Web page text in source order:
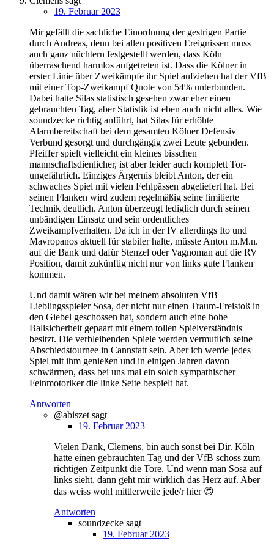
19. Februar 2023
Mir gefällt die sachliche Einordnung der gestrigen Partie
durch Andreas, denn bei allen positiven Ereignissen muss
auch ganz nüchtern festgestellt werden, dass Köln
überraschend harmlos aufgetreten ist. Dass die Kölner in
erster Linie über Zweikämpfe ihr Spiel aufziehen hat der VfB
mit einer Top-Zweikampf Quote von 54% unterbunden.
Dabei hatte Silas statistisch gesehen zwar eher einen
gebrauchten Tag, aber Statistik ist eben auch nicht alles. Wie
soundzecke richtig anführt, hat Silas für erhöhte
Alarmbereitschaft bei dem gesamten Kölner Defensiv
Verbund gesorgt und durchgängig zwei Leute gebunden.
Pfeiffer spielt vielleicht ein kleines bisschen
mannschaftsdienlicher, ist aber leider auch komplett Tor-
ungefährlich. Einziges Ärgernis bleibt Anton, der ein
schwaches Spiel mit vielen Fehlpässen abgeliefert hat. Bei
seinen Flanken wird zudem regelmäßig seine limitierte
Technik deutlich. Anton überzeugt lediglich durch seinen
unbändigen Einsatz und sein ordentliches
Zweikampfverhalten. Da ich in der IV allerdings Ito und
Mavropanos aktuell für stabiler halte, müsste Anton m.M.n.
auf die Bank und dafür Stenzel oder Vagnoman auf die RV
Position, damit zukünftig nicht nur von links gute Flanken
kommen.
Und damit wären wir bei meinem absoluten VfB
Lieblingsspieler Sosa, der nicht nur einen Traum-Freistoß in
den Giebel geschossen hat, sondern auch eine hohe
Ballsicherheit gepaart mit einem tollen Spielverständnis
besitzt. Die verbleibenden Spiele werden vermutlich seine
Abschiedstournee in Cannstatt sein. Aber ich werde jedes
Spiel mit ihm genießen und in einigen Jahren davon
schwärmen, dass bei uns mal ein solch sympathischer
Feinmotoriker die linke Seite bespielt hat.
Antworten
@abiszet sagt
19. Februar 2023
Vielen Dank, Clemens, bin auch sonst bei Dir. Köln
hatte einen gebrauchten Tag und der VfB schoss zum
richtigen Zeitpunkt die Tore. Und wenn man Sosa auf
links sieht, dann geht mir wirklich das Herz auf. Aber
das weiss wohl mittlerweile jede/r hier 😍
Antworten
soundzecke sagt
19. Februar 2023